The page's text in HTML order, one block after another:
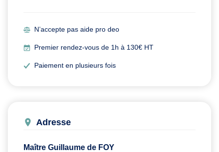
N’accepte pas aide pro deo
Premier rendez-vous de 1h à 130€ HT
Paiement en plusieurs fois
Adresse
Maître Guillaume de FOY